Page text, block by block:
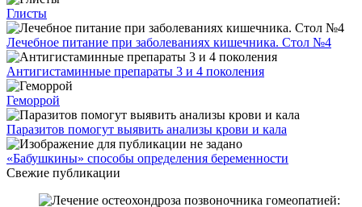
Глисты
Лечебное питание при заболеваниях кишечника. Стол №4
Антигистаминные препараты 3 и 4 поколения
Геморрой
Паразитов помогут выявить анализы крови и кала
«Бабушкины» способы определения беременности
Свежие публикации